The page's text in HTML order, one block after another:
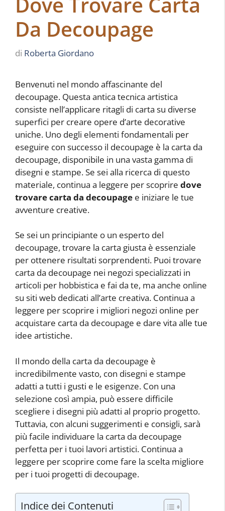
Da Decoupage
di Roberta Giordano
Benvenuti nel mondo affascinante del
decoupage. Questa antica tecnica artistica
consiste nell’applicare ritagli di carta su diverse
superfici per creare opere d’arte decorative
uniche. Uno degli elementi fondamentali per
eseguire con successo il decoupage è la carta da
decoupage, disponibile in una vasta gamma di
disegni e stampe. Se sei alla ricerca di questo
materiale, continua a leggere per scoprire dove
trovare carta da decoupage e iniziare le tue
avventure creative.
Se sei un principiante o un esperto del
decoupage, trovare la carta giusta è essenziale
per ottenere risultati sorprendenti. Puoi trovare
carta da decoupage nei negozi specializzati in
articoli per hobbistica e fai da te, ma anche online
su siti web dedicati all’arte creativa. Continua a
leggere per scoprire i migliori negozi online per
acquistare carta da decoupage e dare vita alle tue
idee artistiche.
Il mondo della carta da decoupage è
incredibilmente vasto, con disegni e stampe
adatti a tutti i gusti e le esigenze. Con una
selezione così ampia, può essere difficile
scegliere i disegni più adatti al proprio progetto.
Tuttavia, con alcuni suggerimenti e consigli, sarà
più facile individuare la carta da decoupage
perfetta per i tuoi lavori artistici. Continua a
leggere per scoprire come fare la scelta migliore
per i tuoi progetti di decoupage.
Indice dei Contenuti